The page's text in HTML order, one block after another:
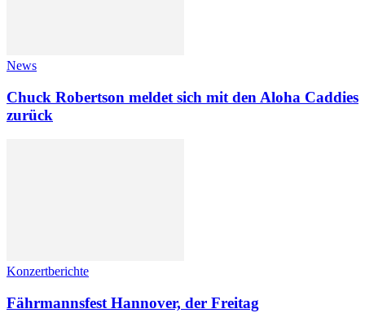
News
Chuck Robertson meldet sich mit den Aloha Caddies
zurück
Konzertberichte
Fährmannsfest Hannover, der Freitag